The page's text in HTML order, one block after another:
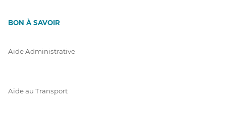
BON À SAVOIR
Aide Administrative
Aide au Transport